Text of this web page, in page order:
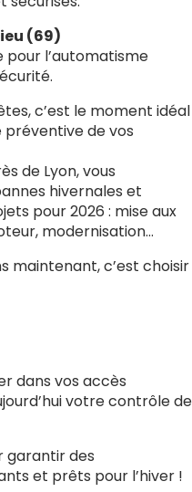
(69)
l’automatisme
c’est le moment idéal
de vos
de Lyon, vous
hivernales et
pour 2026 : mise aux
modernisation…
maintenant, c’est choisir
dans vos accès
votre contrôle de
garantir des
et prêts pour l’hiver !